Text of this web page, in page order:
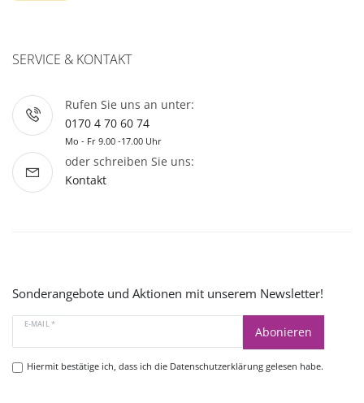
SERVICE & KONTAKT
Rufen Sie uns an unter:
0170 4 70 60 74
Mo - Fr 9.00 -17.00 Uhr
oder schreiben Sie uns:
Kontakt
Sonderangebote und Aktionen mit unserem Newsletter!
E-MAIL *
Abonieren
Hiermit bestätige ich, dass ich die Datenschutzerklärunggelesen habe.